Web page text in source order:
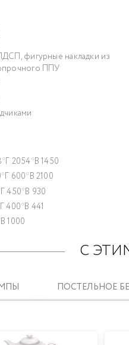
фигурные накладки из
ППУ
2054*В 1450
600*В 2100
450*В 930
400*В 441
1000
С
ПОСТЕЛЬНОЕ